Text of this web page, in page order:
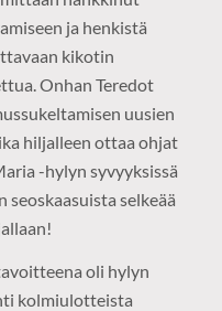
ja henkistä
kikotin
Onhan Teredot
uusien
hiljalleen ottaa ohjat
-hylyn syvyyksissä
selkeää
oli hylyn
kolmiulotteista